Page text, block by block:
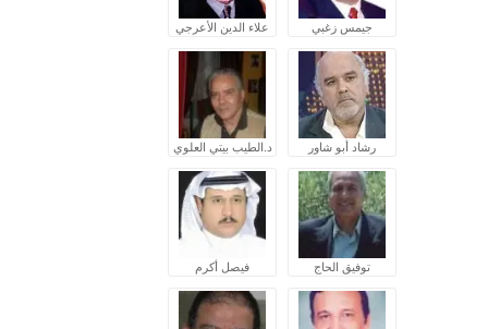
جيمس زغبي علاء الدين الأعرجي
رشاد أبو شاور د.الطيب بيتي العلوي
توفيق الحاج فيصل أكرم